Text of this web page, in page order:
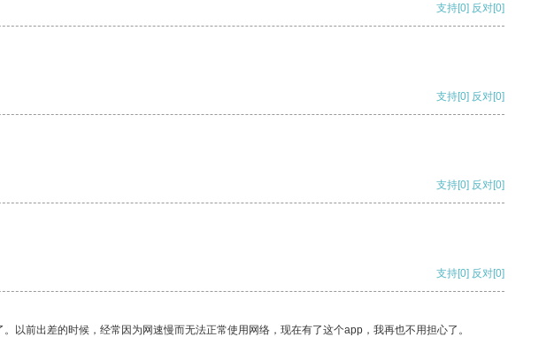
支持[0] 反对[0]
支持[0] 反对[0]
支持[0] 反对[0]
支持[0] 反对[0]
前出差的时候，经常因为网速慢而无法正常使用网络，现在有了这个app，我再也不用担心了。